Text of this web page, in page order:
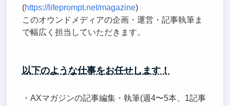
(https://lifeprompt.net/magazine)
このオウンドメディアの企画・運営・記事執筆ま
で幅広く担当していただきます。
以下のような仕事をお任せします！
・AXマガジンの記事編集・執筆(週4〜5本、1記事